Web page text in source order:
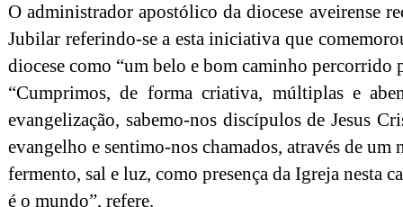
O administrador apostólico da diocese aveirense
Jubilar referindo-se a esta iniciativa que
diocese como “um belo e bom caminho percorrido
“Cumprimos, de forma criativa, múltiplas e
evangelização, sabemo-nos discípulos de Jesus
evangelho e sentimo-nos chamados, através de
fermento, sal e luz, como presença da Igreja nesta
é o mundo”, refere.